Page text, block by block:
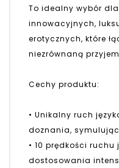
To idealny wybór
innowacyjnych,
erotycznych, które
niezrównaną
Cechy produktu:
• Unikalny ruch
doznania,
• 10 prędkości
dostosowania